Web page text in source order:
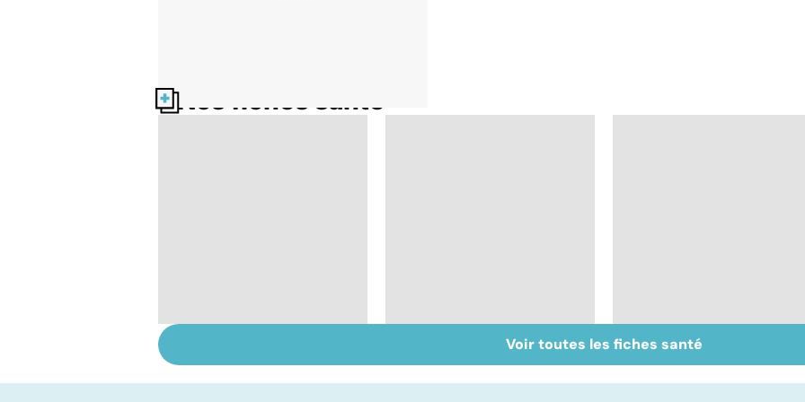
Nos fiches santé
des inégalités sans
Tout savoir sur les
infections
Inflammation des
amygdales : que faire
Voir toutes les fiches santé